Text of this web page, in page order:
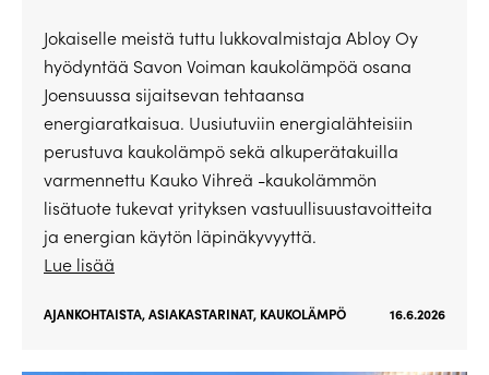
Jokaiselle meistä tuttu lukkovalmistaja Abloy Oy
hyödyntää Savon Voiman kaukolämpöä osana
Joensuussa sijaitsevan tehtaansa
energiaratkaisua. Uusiutuviin energialähteisiin
perustuva kaukolämpö sekä alkuperätakuilla
varmennettu Kauko Vihreä -kaukolämmön
lisätuote tukevat yrityksen vastuullisuustavoitteita
ja energian käytön läpinäkyvyyttä.
Lue lisää
AJANKOHTAISTA,ASIAKASTARINAT, KAUKOLÄMPÖ 16.6.2026